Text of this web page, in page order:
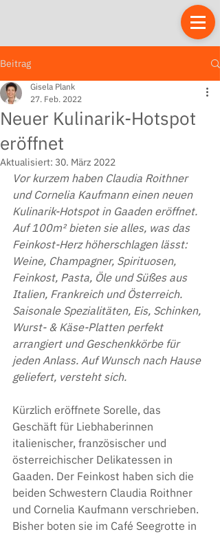
Beitrag
Neuer Kulinarik-Hotspot
eröffnet
Gisela Plank
27. Feb. 2022
Aktualisiert: 30. März 2022
Vor kurzem haben Claudia Roithner
und Cornelia Kaufmann einen neuen
Kulinarik-Hotspot in Gaaden eröffnet.
Auf 100m² bieten sie alles, was das
Feinkost-Herz höherschlagen lässt:
Weine, Champagner, Spirituosen,
Feinkost, Pasta, Öle und Süßes aus
Italien, Frankreich und Österreich.
Saisonale Spezialitäten, Eis, Schinken,
Wurst- & Käse-Platten perfekt
arrangiert und Geschenkkörbe für
jeden Anlass. Auf Wunsch nach Hause
geliefert, versteht sich.
Kürzlich eröffnete Sorelle, das
Geschäft für Liebhaberinnen
italienischer, französischer und
österreichischer Delikatessen in
Gaaden. Der Feinkost haben sich die
beiden Schwestern Claudia Roithner
und Cornelia Kaufmann verschrieben.
Bisher boten sie im Café Seegrotte in